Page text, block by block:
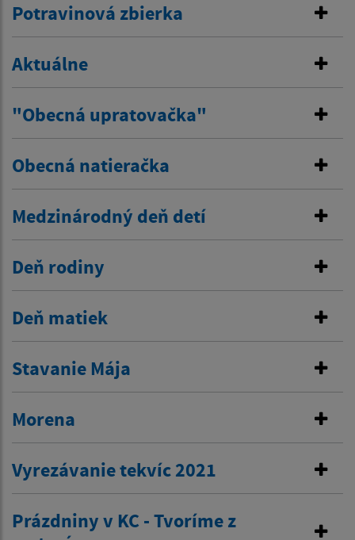
Potravinová zbierka
Aktuálne
"Obecná upratovačka"
Obecná natieračka
Medzinárodný deň detí
Deň rodiny
Deň matiek
Stavanie Mája
Morena
Vyrezávanie tekvíc 2021
Prázdniny v KC - Tvoríme z